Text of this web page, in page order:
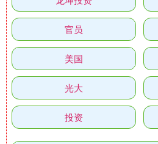
官员
美国
光大
投资